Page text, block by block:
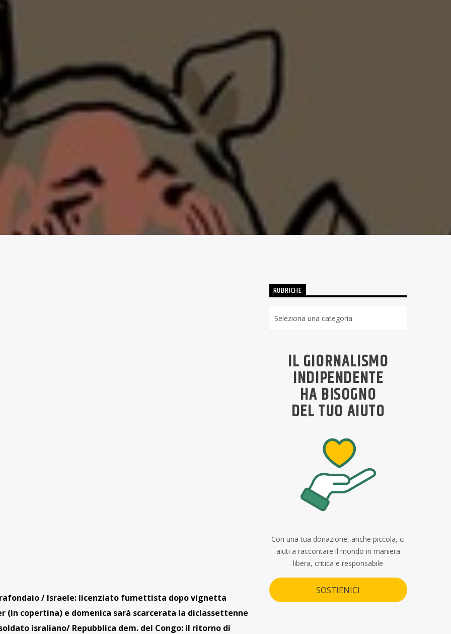
/ Israele: licenziato fumettista dopo vignetta
(in copertina) e domenica sarà scarcerata la diciassettenne
israliano/ Repubblica dem. del Congo: il ritorno di
RUBRICHE
IL GIORNALISMO
INDIPENDENTE
HA BISOGNO
DEL TUO AIUTO
Con una tua donazione, anche piccola, ci
aiuti a raccontare il mondo in maniera
libera, critica e responsabile
SOSTIENICI